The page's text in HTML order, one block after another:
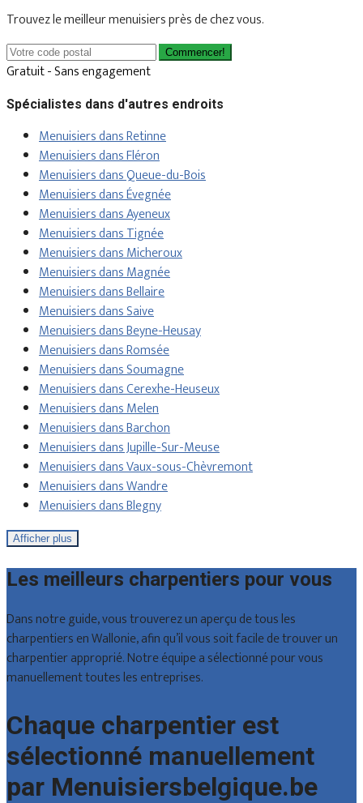
Trouvez le meilleur menuisiers près de chez vous.
Commencer!
Gratuit - Sans engagement
Spécialistes dans d'autres endroits
Menuisiers dans Retinne
Menuisiers dans Fléron
Menuisiers dans Queue-du-Bois
Menuisiers dans Évegnée
Menuisiers dans Ayeneux
Menuisiers dans Tignée
Menuisiers dans Micheroux
Menuisiers dans Magnée
Menuisiers dans Bellaire
Menuisiers dans Saive
Menuisiers dans Beyne-Heusay
Menuisiers dans Romsée
Menuisiers dans Soumagne
Menuisiers dans Cerexhe-Heuseux
Menuisiers dans Melen
Menuisiers dans Barchon
Menuisiers dans Jupille-Sur-Meuse
Menuisiers dans Vaux-sous-Chèvremont
Menuisiers dans Wandre
Menuisiers dans Blegny
Afficher plus
Les meilleurs charpentiers pour vous
Dans notre guide, vous trouverez un aperçu de tous les
charpentiers en Wallonie, afin qu’il vous soit facile de trouver un
charpentier approprié. Notre équipe a sélectionné pour vous
manuellement toutes les entreprises.
Chaque charpentier est
sélectionné manuellement
par Menuisiersbelgique.be